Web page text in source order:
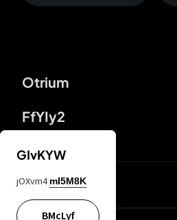
Otrium
FfYIy2
DDcvSo
GIvKYW
jOXvm4 mI5M8K
BMcLyf